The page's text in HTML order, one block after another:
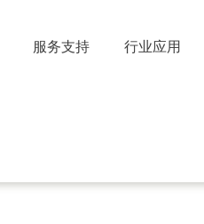
服务支持 行业应用